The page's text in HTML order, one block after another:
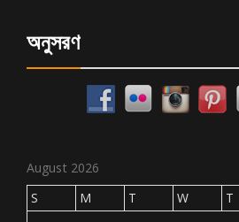
অনুসরণ
August 2026
S
M T W T